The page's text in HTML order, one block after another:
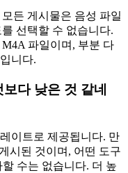
든 게시물은 음성 파일
선택할 수 없습니다.
파일이며, 부분 다
니다.
다 낮은 것 같네
이트로 제공됩니다. 만
시된 것이며, 어떤 도구
수는 없습니다. 더 높